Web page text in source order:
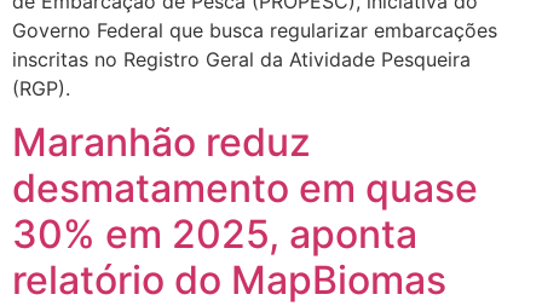
Governo Federal que busca regularizar embarcações
inscritas no Registro Geral da Atividade Pesqueira
(RGP).
Maranhão reduz
desmatamento em quase
30% em 2025, aponta
relatório do MapBiomas